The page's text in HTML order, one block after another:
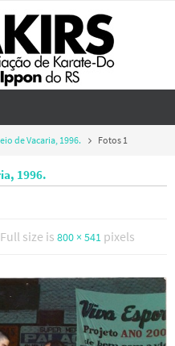
de Vacaria, 1996. Fotos 1
1996.
Full size is 800 × 541pixels